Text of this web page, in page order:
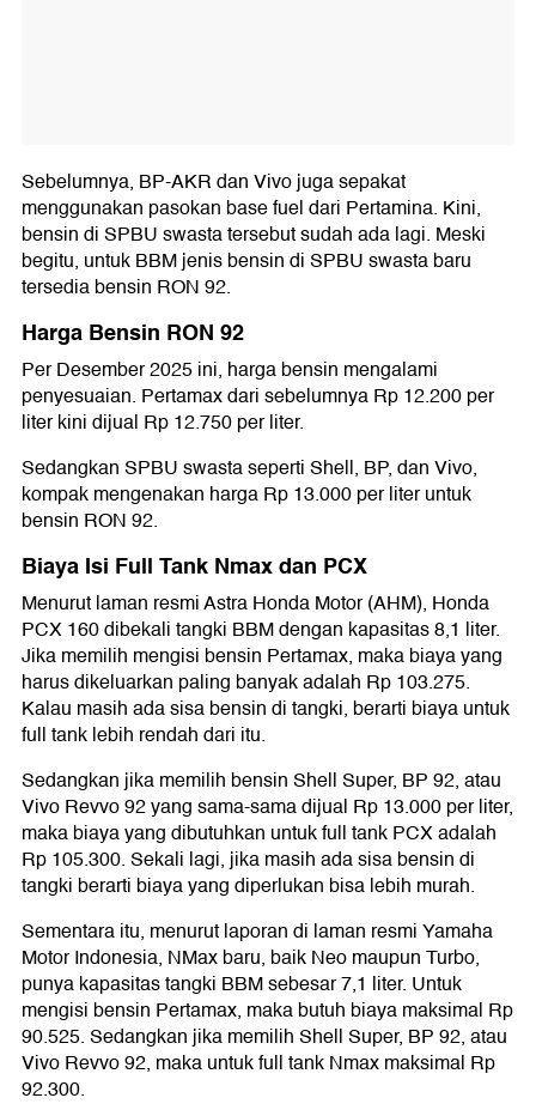
Sebelumnya, BP-AKR dan Vivo juga sepakat
menggunakan pasokan base fuel dari Pertamina. Kini,
bensin di SPBU swasta tersebut sudah ada lagi. Meski
begitu, untuk BBM jenis bensin di SPBU swasta baru
tersedia bensin RON 92.
Harga Bensin RON 92
Per Desember 2025 ini, harga bensin mengalami
penyesuaian. Pertamax dari sebelumnya Rp 12.200 per
liter kini dijual Rp 12.750 per liter.
Sedangkan SPBU swasta seperti Shell, BP, dan Vivo,
kompak mengenakan harga Rp 13.000 per liter untuk
bensin RON 92.
Biaya Isi Full Tank Nmax dan PCX
Menurut laman resmi Astra Honda Motor (AHM), Honda
PCX 160 dibekali tangki BBM dengan kapasitas 8,1 liter.
Jika memilih mengisi bensin Pertamax, maka biaya yang
harus dikeluarkan paling banyak adalah Rp 103.275.
Kalau masih ada sisa bensin di tangki, berarti biaya untuk
full tank lebih rendah dari itu.
Sedangkan jika memilih bensin Shell Super, BP 92, atau
Vivo Revvo 92 yang sama-sama dijual Rp 13.000 per liter,
maka biaya yang dibutuhkan untuk full tank PCX adalah
Rp 105.300. Sekali lagi, jika masih ada sisa bensin di
tangki berarti biaya yang diperlukan bisa lebih murah.
Sementara itu, menurut laporan di laman resmi Yamaha
Motor Indonesia, NMax baru, baik Neo maupun Turbo,
punya kapasitas tangki BBM sebesar 7,1 liter. Untuk
mengisi bensin Pertamax, maka butuh biaya maksimal Rp
90.525. Sedangkan jika memilih Shell Super, BP 92, atau
Vivo Revvo 92, maka untuk full tank Nmax maksimal Rp
92.300.